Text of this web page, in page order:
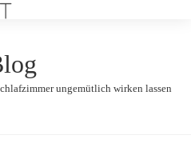
ungemütlich wirken lassen